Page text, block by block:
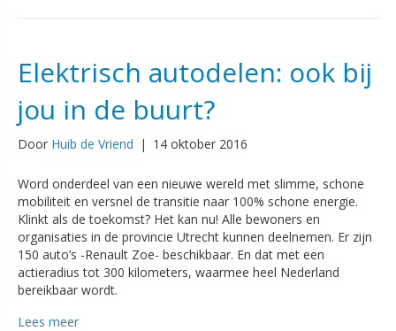
Elektrisch autodelen: ook bij
jou in de buurt?
Door Huib de Vriend | 14 oktober 2016
Word onderdeel van een nieuwe wereld met slimme, schone
mobiliteit en versnel de transitie naar 100% schone energie.
Klinkt als de toekomst? Het kan nu! Alle bewoners en
organisaties in de provincie Utrecht kunnen deelnemen. Er zijn
150 auto’s -Renault Zoe- beschikbaar. En dat met een
actieradius tot 300 kilometers, waarmee heel Nederland
bereikbaar wordt.
Lees meer